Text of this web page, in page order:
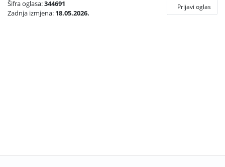
Šifra oglasa:344691
Zadnja izmjena: 18.05.2026.
Prijavi oglas